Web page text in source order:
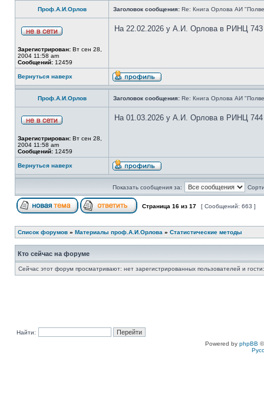
Проф.А.И.Орлов Заголовок сообщения: Re: Книга Орлова АИ
Зарегистрирован: Вт сен 28,
2004 11:58 am
Сообщений: 12459
На 22.02.2026 у А.И. Орлова в РИНЦ 743
Вернуться наверх
Проф.А.И.Орлов Заголовок сообщения: Re: Книга Орлова АИ
Зарегистрирован: Вт сен 28,
2004 11:58 am
Сообщений: 12459
На 01.03.2026 у А.И. Орлова в РИНЦ 744
Вернуться наверх
Показать сообщения за:
Страница 16 из 17 [ Сообщений: 663 ]
Список форумов » Материалы проф.А.И.Орлова » Статистические методы
Кто сейчас на форуме
Сейчас этот форум просматривают: нет зарегистрированных пользователей и
Найти:
Powered by phpBB